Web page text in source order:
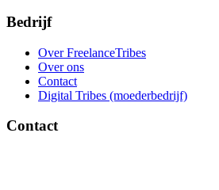
Bedrijf
Over FreelanceTribes
Over ons
Contact
Digital Tribes (moederbedrijf)
Contact